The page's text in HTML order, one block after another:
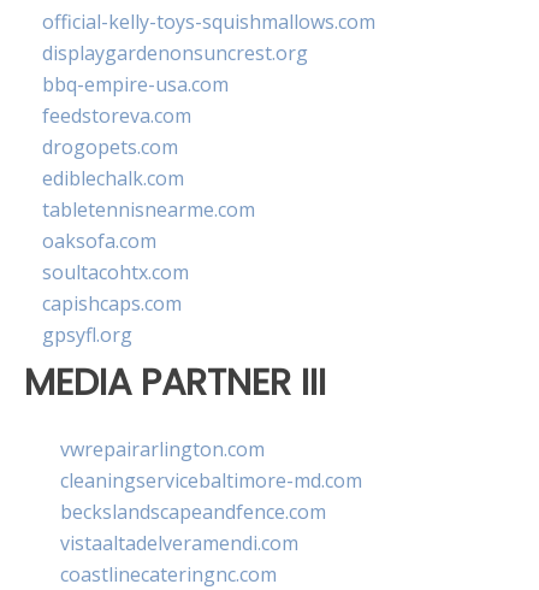
official-kelly-toys-squishmallows.com
displaygardenonsuncrest.org
bbq-empire-usa.com
feedstoreva.com
drogopets.com
ediblechalk.com
tabletennisnearme.com
oaksofa.com
soultacohtx.com
capishcaps.com
gpsyfl.org
MEDIA PARTNER III
vwrepairarlington.com
cleaningservicebaltimore-md.com
beckslandscapeandfence.com
vistaaltadelveramendi.com
coastlinecateringnc.com